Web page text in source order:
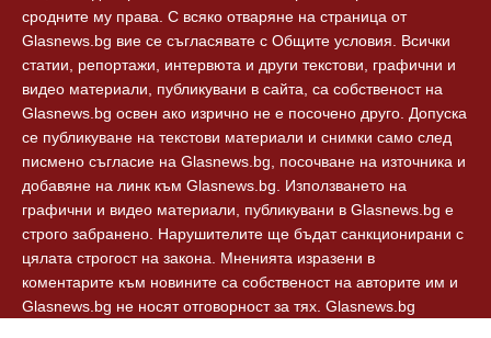
сродните му права. С всяко отваряне на страница от
Glasnews.bg вие се съгласявате с Общите условия. Всички
статии, репортажи, интервюта и други текстови, графични и
видео материали, публикувани в сайта, са собственост на
Glasnews.bg освен ако изрично не е посочено друго. Допуска
се публикуване на текстови материали и снимки само след
писмено съгласие на Glasnews.bg, посочване на източника и
добавяне на линк към Glasnews.bg. Използването на
графични и видео материали, публикувани в Glasnews.bg е
строго забранено. Нарушителите ще бъдат санкционирани с
цялата строгост на закона. Мненията изразени в
коментарите към новините са собственост на авторите им и
Glasnews.bg не носят отговорност за тях. Glasnews.bg